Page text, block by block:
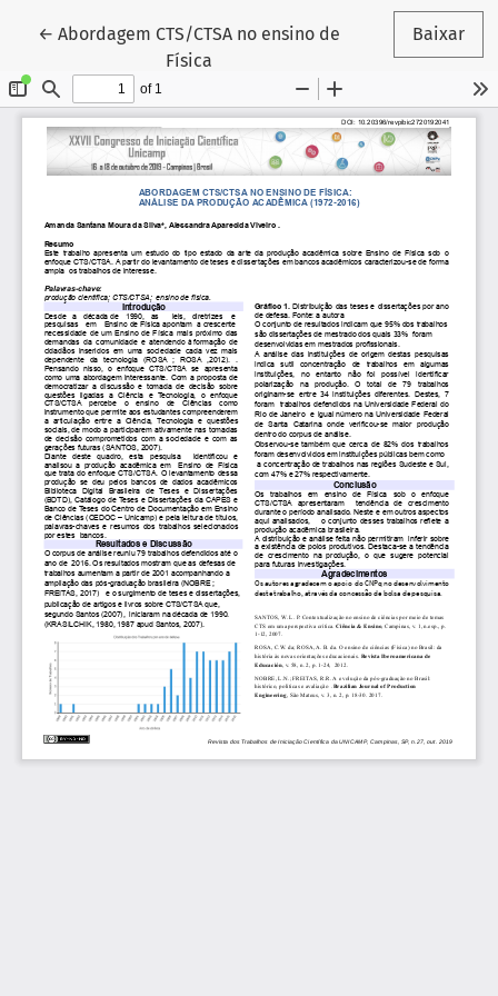
←Voltar aos Detalhes do Artigo
Abordagem CTS/CTSA no ensino de
Física
Baixar